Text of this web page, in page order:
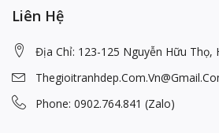
Liên Hệ
Địa Chỉ: 123-125 Nguyễn Hữu Thọ,
Phone: 0902.764.841 (Zalo)